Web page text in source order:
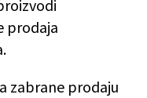
prodaja
zabrane prodaju